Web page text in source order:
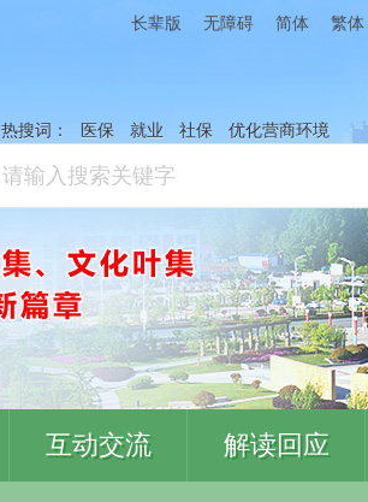
长辈版 无障碍 简体 繁体
热搜词： 医保 就业 社保 优化营商环境
互动交流 解读回应